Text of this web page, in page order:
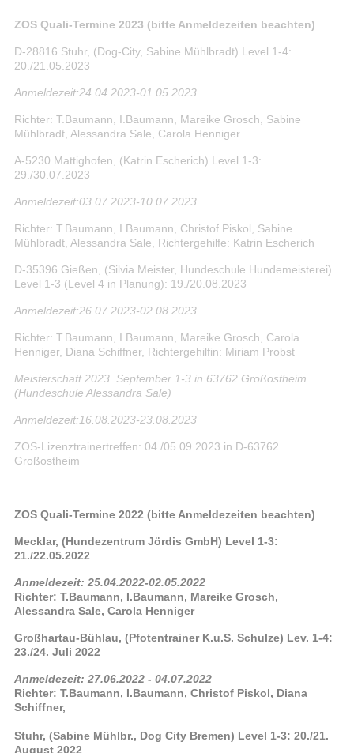
ZOS Quali-Termine 2023 (bitte Anmeldezeiten beachten)
D-28816 Stuhr, (Dog-City, Sabine Mühlbradt) Level 1-4:
20./21.05.2023
Anmeldezeit:24.04.2023-01.05.2023
Richter: T.Baumann, I.Baumann, Mareike Grosch, Sabine
Mühlbradt, Alessandra Sale, Carola Henniger
A-5230 Mattighofen, (Katrin Escherich) Level 1-3:
29./30.07.2023
Anmeldezeit:03.07.2023-10.07.2023
Richter: T.Baumann, I.Baumann, Christof Piskol, Sabine
Mühlbradt, Alessandra Sale, Richtergehilfe: Katrin Escherich
D-35396 Gießen, (Silvia Meister, Hundeschule Hundemeisterei)
Level 1-3 (Level 4 in Planung): 19./20.08.2023
Anmeldezeit:26.07.2023-02.08.2023
Richter: T.Baumann, I.Baumann, Mareike Grosch, Carola
Henniger, Diana Schiffner, Richtergehilfin: Miriam Probst
Meisterschaft 2023 September 1-3 in 63762 Großostheim
(Hundeschule Alessandra Sale)
Anmeldezeit:16.08.2023-23.08.2023
ZOS-Lizenztrainertreffen: 04./05.09.2023 in D-63762
Großostheim
ZOS Quali-Termine 2022 (bitte Anmeldezeiten beachten)
Mecklar, (Hundezentrum Jördis GmbH) Level 1-3:
21./22.05.2022
Anmeldezeit: 25.04.2022-02.05.2022
Richter: T.Baumann, I.Baumann, Mareike Grosch,
Alessandra Sale, Carola Henniger
Großhartau-Bühlau, (Pfotentrainer K.u.S. Schulze) Lev. 1-4:
23./24. Juli 2022
Anmeldezeit: 27.06.2022 - 04.07.2022
Richter: T.Baumann, I.Baumann, Christof Piskol, Diana
Schiffner,
Stuhr, (Sabine Mühlbr., Dog City Bremen) Level 1-3: 20./21.
August 2022